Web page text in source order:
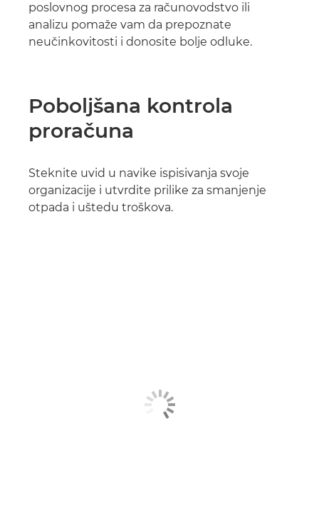
poslovnog procesa za računovodstvo ili
analizu pomaže vam da prepoznate
neučinkovitosti i donosite bolje odluke.
Poboljšana kontrola
proračuna
Steknite uvid u navike ispisivanja svoje
organizacije i utvrdite prilike za smanjenje
otpada i uštedu troškova.